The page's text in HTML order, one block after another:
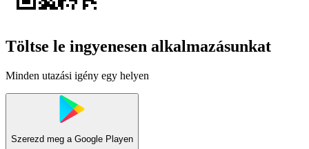
Töltse le ingyenesen alkalmazásunkat
Minden utazási igény egy helyen
Szerezd meg a Google Playen